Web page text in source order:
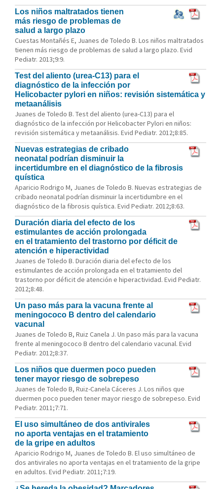
Los niños maltratados tienen
más riesgo de problemas de
salud a largo plazo
Cuestas Montañés E, Juanes de Toledo B. Los niños maltratados
tienen más riesgo de problemas de salud a largo plazo. Evid
Pediatr. 2013;9:9.
Test del aliento (urea-C13) para el
diagnóstico de la infección por
Helicobacter pylori en niños: revisión sistemática y
metaanálisis
Juanes de Toledo B. Test del aliento (urea-C13) para el
diagnóstico de la infección por Helicobacter Pylori en niños:
revisión sistemática y metaanálisis. Evid Pediatr. 2012;8:85.
Nuevas estrategias de cribado
neonatal podrían disminuir la
incertidumbre en el diagnóstico de la fibrosis
quística
Aparicio Rodrigo M, Juanes de Toledo B. Nuevas estrategias de
cribado neonatal podrían disminuir la incertidumbre en el
diagnóstico de la fibrosis quística. Evid Pediatr. 2012;8:63.
Duración diaria del efecto de los
estimulantes de acción prolongada
en el tratamiento del trastorno por déficit de
atención e hiperactividad
Juanes de Toledo B. Duración diaria del efecto de los
estimulantes de acción prolongada en el tratamiento del
trastorno por déficit de atención e hiperactividad. Evid Pediatr.
2012;8:48.
Un paso más para la vacuna frente al
meningococo B dentro del calendario
vacunal
Juanes de Toledo B, Ruiz Canela J. Un paso más para la vacuna
frente al meningococo B dentro del calendario vacunal. Evid
Pediatr. 2012;8:37.
Los niños que duermen poco pueden
tener mayor riesgo de sobrepeso
Juanes de Toledo B, Ruiz-Canela Cáceres J. Los niños que
duermen poco pueden tener mayor riesgo de sobrepeso. Evid
Pediatr. 2011;7:71.
El uso simultáneo de dos antivirales
no aporta ventajas en el tratamiento
de la gripe en adultos
Aparicio Rodrigo M, Juanes de Toledo B. El uso simultáneo de
dos antivirales no aporta ventajas en el tratamiento de la gripe
en adultos. Evid Pediatr. 2011;7:19.